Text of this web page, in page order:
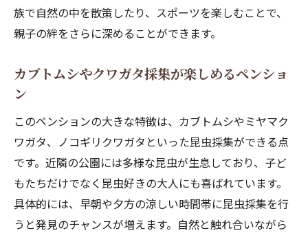
族で自然の中を散策したり、スポーツを楽しむことで、
親子の絆をさらに深めることができます。
カブトムシやクワガタ採集が楽しめるペンショ
ン
このペンションの大きな特徴は、カブトムシやミヤマク
ワガタ、ノコギリクワガタといった昆虫採集ができる点
です。近隣の公園には多様な昆虫が生息しており、子ど
もたちだけでなく昆虫好きの大人にも喜ばれています。
具体的には、早朝や夕方の涼しい時間帯に昆虫採集を行
うと発見のチャンスが増えます。自然と触れ合いながら